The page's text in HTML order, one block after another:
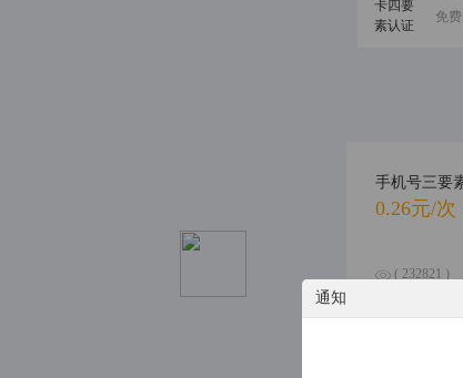
通知
手机号三要
0.26元/次
( 232821 )